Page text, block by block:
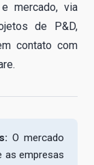
mercado, via
de P&D,
contato com
O mercado
as empresas